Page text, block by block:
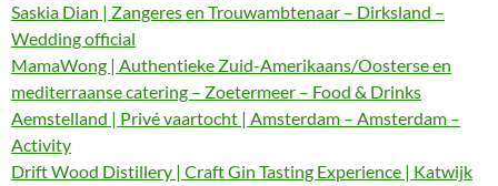
Saskia Dian | Zangeres en Trouwambtenaar – Dirksland –
Wedding official
MamaWong | Authentieke Zuid-Amerikaans/Oosterse en
mediterraanse catering – Zoetermeer – Food & Drinks
Aemstelland | Privé vaartocht | Amsterdam – Amsterdam –
Activity
Drift Wood Distillery | Craft Gin Tasting Experience | Katwijk